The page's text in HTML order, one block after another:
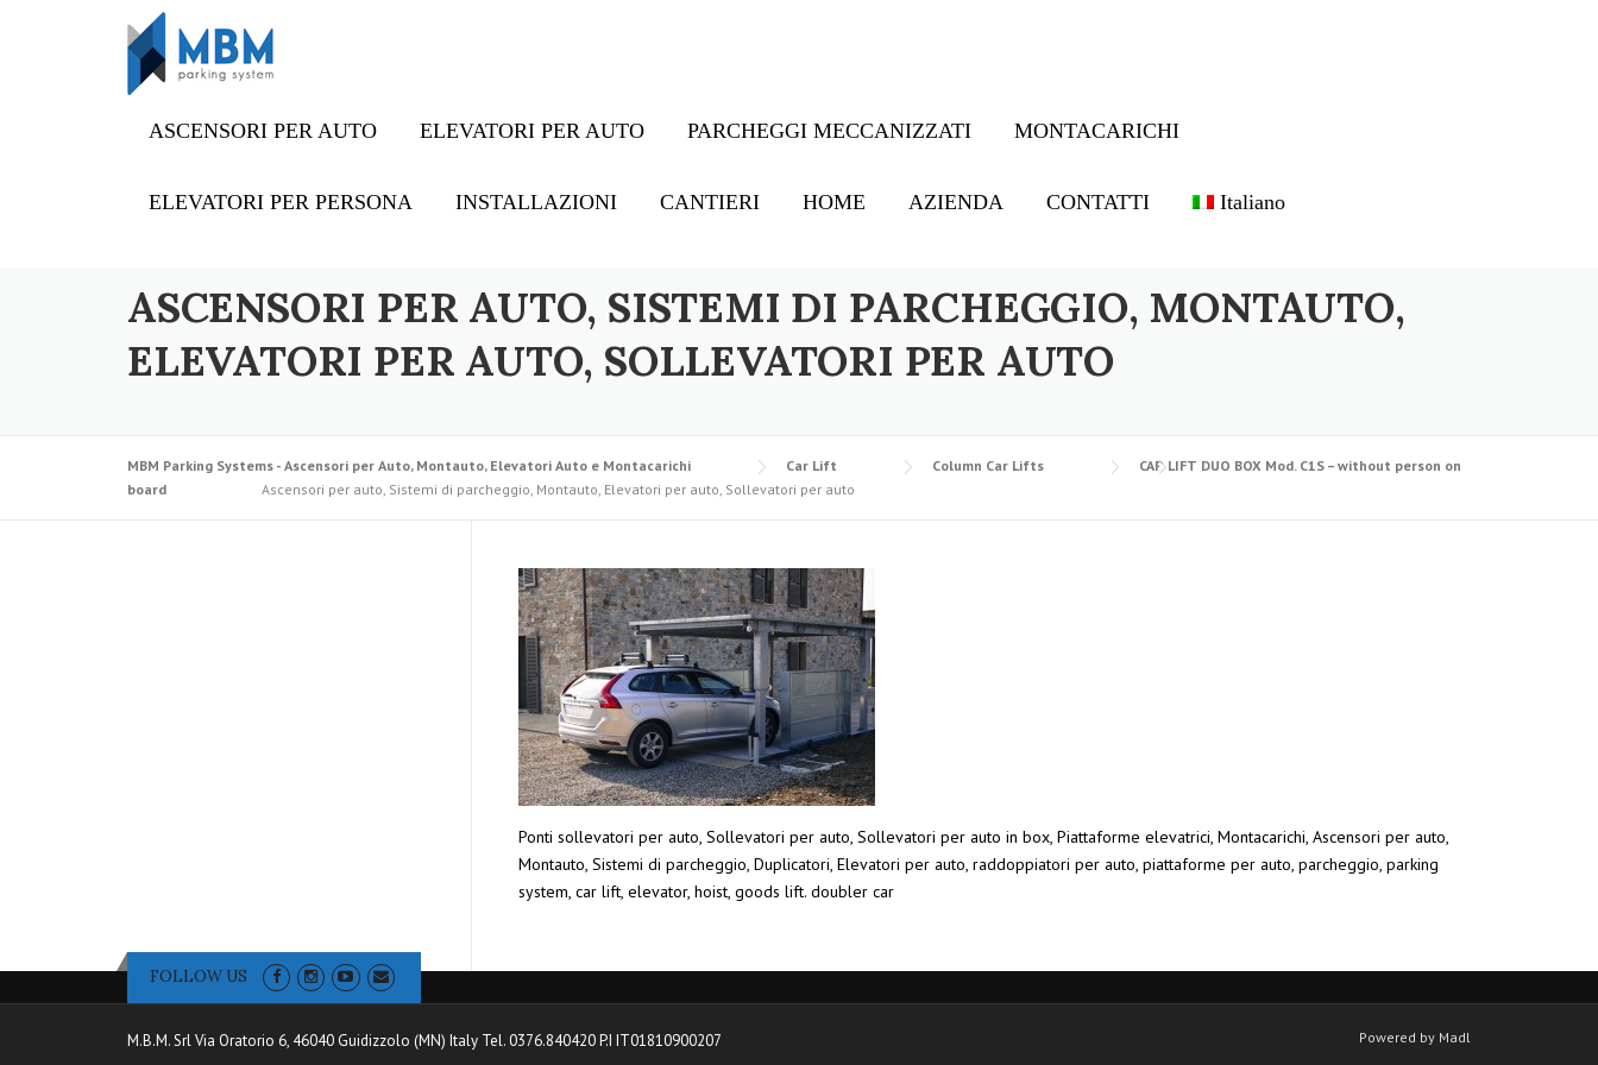
ASCENSORI PER AUTO ELEVATORI PER AUTO PARCHEGGI MECCANIZZATI MONTACARICHI
ELEVATORI PER PERSONA INSTALLAZIONI CANTIERI HOME AZIENDA CONTATTI Italiano
ASCENSORI PER AUTO, SISTEMI DI PARCHEGGIO, MONTAUTO,
ELEVATORI PER AUTO, SOLLEVATORI PER AUTO
MBM Parking Systems - Ascensori per Auto, Montauto, Elevatori Auto e Montacarichi Car Lift Column Car Lifts
CAR LIFT DUO BOX Mod. C1S – without person on
board
Ascensori per auto, Sistemi di parcheggio, Montauto, Elevatori per auto, Sollevatori per auto
Ponti sollevatori per auto, Sollevatori per auto, Sollevatori per auto in box, Piattaforme elevatrici, Montacarichi, Ascensori per auto,
Montauto, Sistemi di parcheggio, Duplicatori, Elevatori per auto, raddoppiatori per auto, piattaforme per auto, parcheggio, parking
system, car lift, elevator, hoist, goods lift. doubler car
FOLLOW US
M.B.M. Srl Via Oratorio 6, 46040 Guidizzolo (MN) Italy Tel. 0376.840420 P.I IT01810900207 Powered by Madl